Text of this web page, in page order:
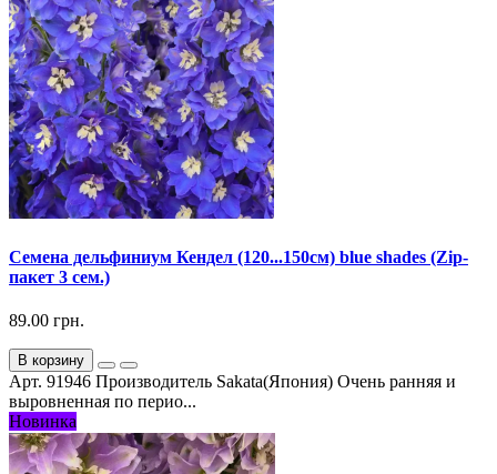
Семена дельфиниум Кендел (120...150см) blue shades (Zip-
пакет 3 сем.)
89.00 грн.
В корзину
Арт. 91946 Производитель Sakata(Япония) Очень ранняя и
выровненная по перио...
Новинка